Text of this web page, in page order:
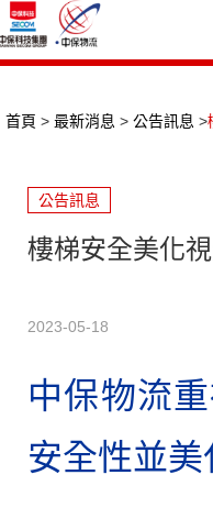
首頁 > 最新消息 > 公告訊息 >
公告訊息
樓梯安全美化
2023-05-18
中保物流
安全性並美